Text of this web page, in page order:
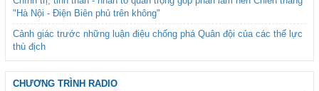
"Hà Nội - Điện Biên phủ trên không"
Cảnh giác trước những luận điệu chống phá Quân đội của các thế lực
thù địch
CHƯƠNG TRÌNH RADIO